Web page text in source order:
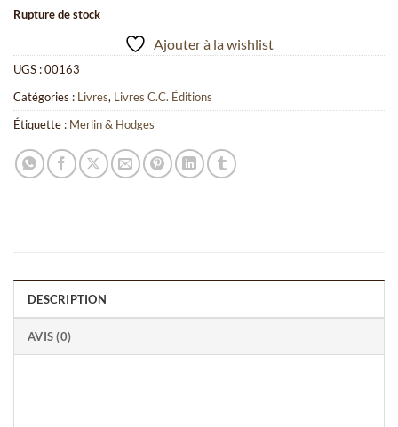
Rupture de stock
Ajouter à la wishlist
UGS :00163
Catégories : Livres, Livres C.C. Éditions
Étiquette : Merlin & Hodges
DESCRIPTION
AVIS (0)